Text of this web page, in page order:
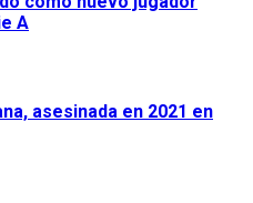
A
asesinada en 2021 en